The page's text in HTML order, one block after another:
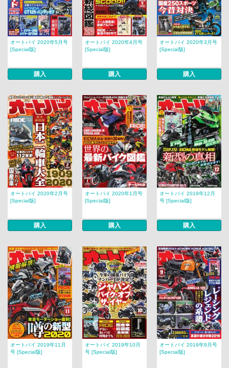
オートバイ 2020年5月号
[Special版]
購入
オートバイ 2020年4月号
[Special版]
購入
オートバイ 2020年3月号
[Special版]
購入
オートバイ 2020年2月号
[Special版]
購入
オートバイ 2020年1月号
[Special版]
購入
オートバイ 2019年12月
号 [Special版]
購入
オートバイ 2019年11月
号 [Special版]
オートバイ 2019年10月
号 [Special版]
オートバイ 2019年9月号
[Special版]